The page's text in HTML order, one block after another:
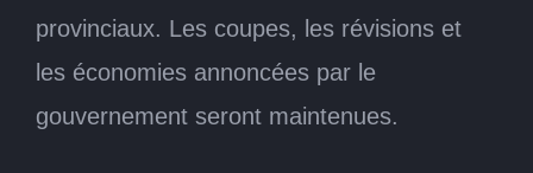
provinciaux. Les coupes, les révisions et
les économies annoncées par le
gouvernement seront maintenues.